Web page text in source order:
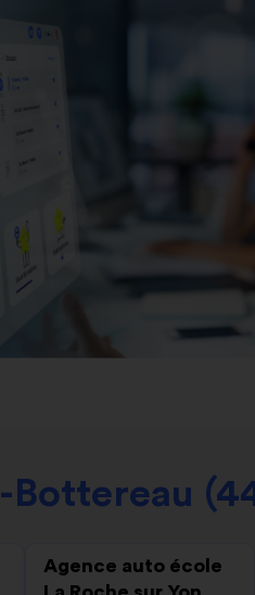
Bottereau
Agence auto école